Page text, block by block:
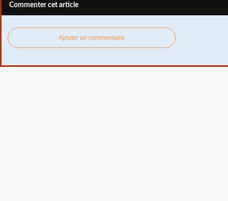
Commenter cet article
Ajouter un commentaire